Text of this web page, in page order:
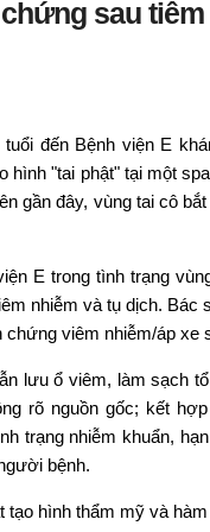
sau
đến Bệnh viện E
"tai phật" tại một
gần đây, vùng tai cô
E trong tình trạng
nhiễm và tụ dịch. Bác
viêm nhiễm/áp xe
lưu ổ viêm, làm sạch
rõ nguồn gốc; kết
trạng nhiễm khuẩn,
bệnh.
hình thẩm mỹ và